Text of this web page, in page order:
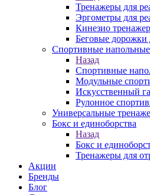
Тренажеры для
Эргометры для
Кинезио
Беговые дорожки
Спортивные
Назад
Спортивные
Модульные
Искусственный
Рулонное
Универсальные
Бокс и единоборства
Назад
Бокс и
Тренажеры для
Акции
Бренды
Блог